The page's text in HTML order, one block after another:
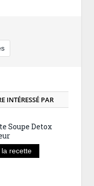
INTÉRESSÉ PAR
Soupe Detox
la recette